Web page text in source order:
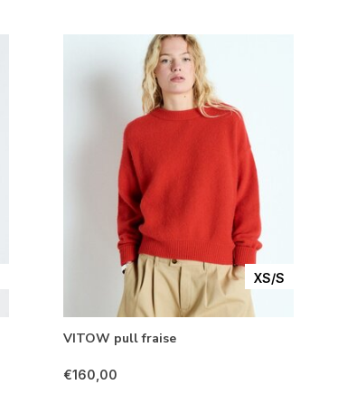
XS/S
VITOW pull fraise
€160,00